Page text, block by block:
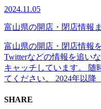
2024.11.05
富山県の開店・閉店情報
富山県の開店・閉店情報
Twitterなどの情報を追い
キャッチしています。 随
てください。 2024年以降
SHARE